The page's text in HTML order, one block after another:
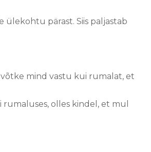
ülekohtu pärast. Siis paljastab
mind vastu kui rumalat, et
rumaluses, olles kindel, et mul